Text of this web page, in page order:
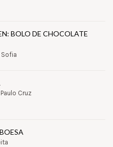
BOLO DE CHOCOLATE
Sofia
Cruz